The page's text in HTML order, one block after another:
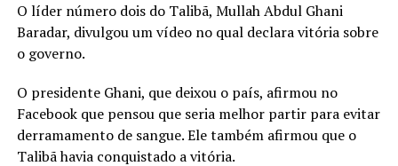
O líder número dois do Talibã, Mullah Abdul Ghani
Baradar, divulgou um vídeo no qual declara vitória sobre
o governo.
O presidente Ghani, que deixou o país, afirmou no
Facebook que pensou que seria melhor partir para evitar
derramamento de sangue. Ele também afirmou que o
Talibã havia conquistado a vitória.